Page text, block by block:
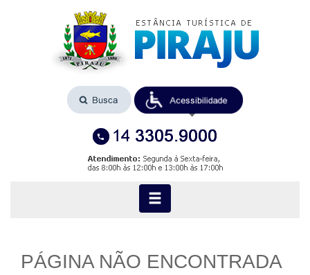
PÁGINA NÃO ENCONTRADA